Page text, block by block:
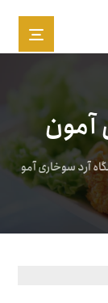
آمون
آرد سوخاری آمو